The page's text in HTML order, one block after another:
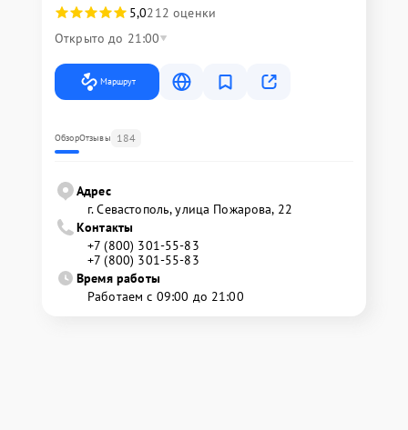
5,0212 оценки
Открыто до 21:00
Маршрут
ОбзорОтзывы 184
Адрес
г. Севастополь, улица Пожарова, 22
Контакты
+7 (800) 301-55-83
+7 (800) 301-55-83
Время работы
Работаем с 09:00 до 21:00